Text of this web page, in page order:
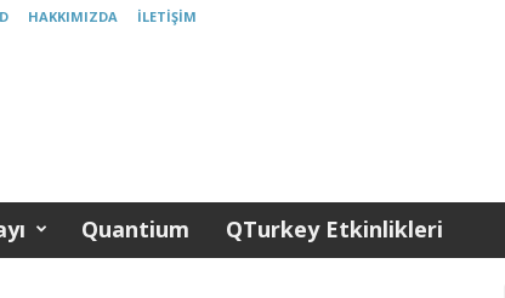
HAKKIMIZDA İLETIŞIM
Quantium QTurkey Etkinlikleri